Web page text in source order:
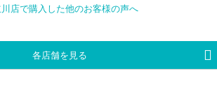
店で購入した他のお客様の声へ
各店舗を見る